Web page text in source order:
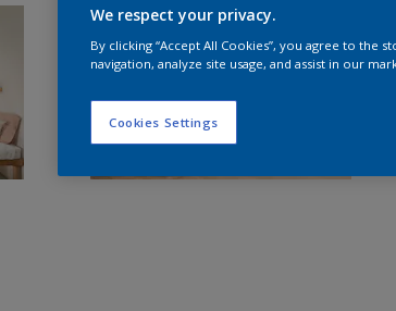
We respect your privacy.
By clicking “Accept All Cookies”, you agree to the
navigation, analyze site usage, and assist in our
Cookies Settings